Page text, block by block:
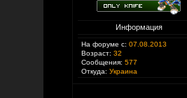
Информация
На форуме с: 07.08.2013
Возраст: 32
Сообщения: 577
Откуда: Украина